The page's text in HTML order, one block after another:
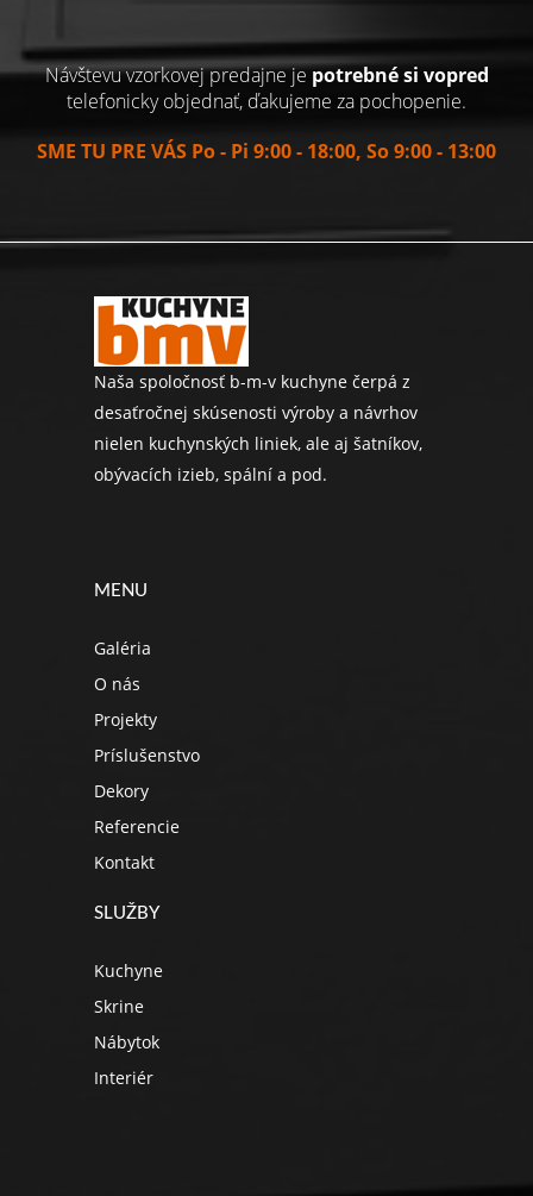
Návštevu vzorkovej predajne jepotrebné si vopred
telefonicky objednať, ďakujeme za pochopenie.
SME TU PRE VÁS Po - Pi 9:00 - 18:00, So 9:00 - 13:00
Naša spoločnosť b-m-v kuchyne čerpá z
desaťročnej skúsenosti výroby a návrhov
nielen kuchynských liniek, ale aj šatníkov,
obývacích izieb, spální a pod.
MENU
Galéria
O nás
Projekty
Príslušenstvo
Dekory
Referencie
Kontakt
SLUŽBY
Kuchyne
Skrine
Nábytok
Interiér